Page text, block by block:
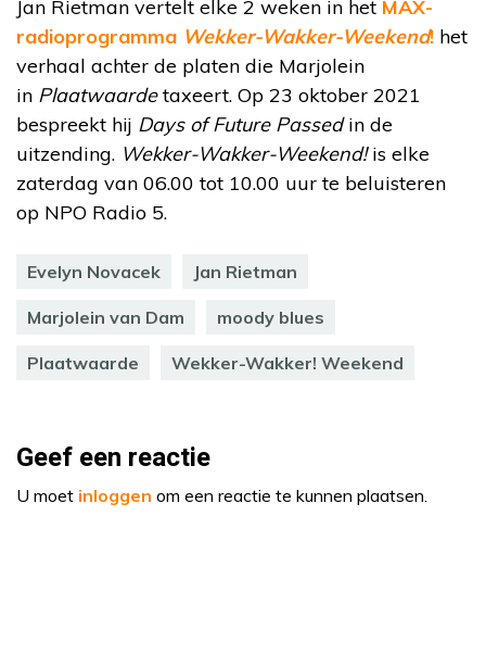
Jan Rietman vertelt elke 2 weken in het MAX-
radioprogramma Wekker-Wakker-Weekend! het
verhaal achter de platen die Marjolein
in Plaatwaardetaxeert. Op 23 oktober 2021
bespreekt hij Days of Future Passedin de
uitzending. Wekker-Wakker-Weekend!is elke
zaterdag van 06.00 tot 10.00 uur te beluisteren
op NPO Radio 5.
Evelyn Novacek Jan Rietman
Marjolein van Dam moody blues
Plaatwaarde Wekker-Wakker! Weekend
Geef een reactie
U moet inloggen om een reactie te kunnen plaatsen.